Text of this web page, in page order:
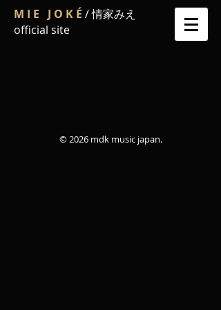
M I E J O K É / 情家みえ
official site
© 2026 mdk music japan.